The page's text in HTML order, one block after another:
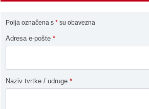
Polja označena s * su obavezna
Adresa e-pošte *
Naziv tvrtke / udruge *